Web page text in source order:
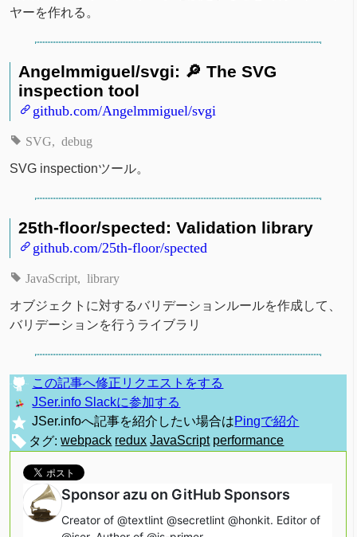
ヤーを作れる。
Angelmmiguel/svgi: 🔎 The SVG
inspection tool
github.com/Angelmmiguel/svgi
SVG debug
SVG inspectionツール。
25th-floor/spected: Validation library
github.com/25th-floor/spected
JavaScript library
オブジェクトに対するバリデーションルールを作成して、
バリデーションを行うライブラリ
この記事へ修正リクエストをする
JSer.info Slackに参加する
JSer.infoへ記事を紹介したい場合はPingで紹介
タグ: webpack redux JavaScript performance